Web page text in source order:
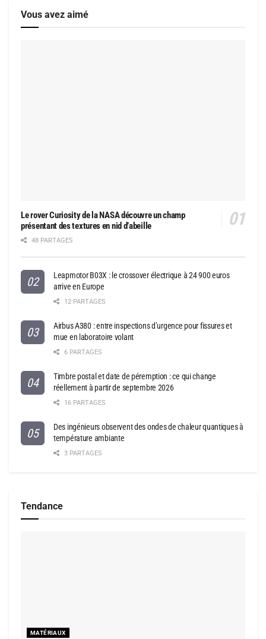
Vous avez aimé
Le rover Curiosity de la NASA découvre un champ
présentant des textures en nid d’abeille
48 PARTAGES
Leapmotor B03X : le crossover électrique à 24 900 euros
arrive en Europe
12 PARTAGES
Airbus A380 : entre inspections d’urgence pour fissures et
mue en laboratoire volant
6 PARTAGES
Timbre postal et date de péremption : ce qui change
réellement à partir de septembre 2026
16 PARTAGES
Des ingénieurs observent des ondes de chaleur quantiques à
température ambiante
3 PARTAGES
Tendance
MATÉRIAUX